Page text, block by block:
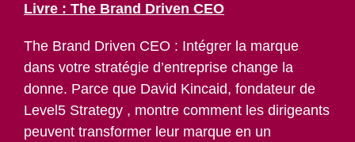
Livre : The Brand Driven CEO
The Brand Driven CEO : Intégrer la marque
dans votre stratégie d’entreprise change la
donne. Parce que David Kincaid, fondateur de
Level5 Strategy , montre comment les dirigeants
peuvent transformer leur marque en un